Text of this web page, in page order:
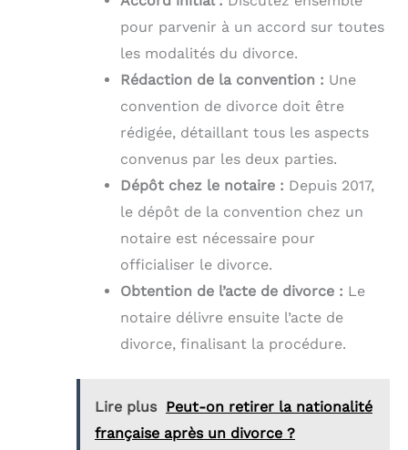
pour parvenir à un accord sur toutes
les modalités du divorce.
Rédaction de la convention : Une
convention de divorce doit être
rédigée, détaillant tous les aspects
convenus par les deux parties.
Dépôt chez le notaire : Depuis 2017,
le dépôt de la convention chez un
notaire est nécessaire pour
officialiser le divorce.
Obtention de l’acte de divorce : Le
notaire délivre ensuite l’acte de
divorce, finalisant la procédure.
Lire plus Peut-on retirer la nationalité
française après un divorce ?